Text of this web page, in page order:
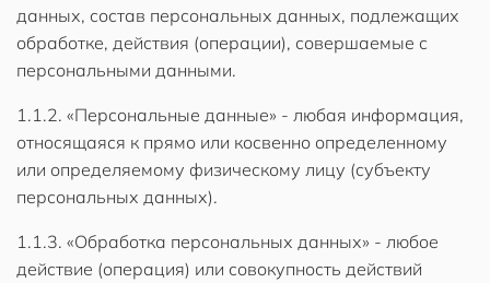
данных, состав персональных данных, подлежащих
обработке, действия (операции), совершаемые с
персональными данными.
1.1.2. «Персональные данные» - любая информация,
относящаяся к прямо или косвенно определенному
или определяемому физическому лицу (субъекту
персональных данных).
1.1.3. «Обработка персональных данных» - любое
действие (операция) или совокупность действий